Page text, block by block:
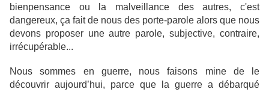
bienpensance ou la malveillance des autres, c'est
dangereux, ça fait de nous des porte-parole alors que nous
devons proposer une autre parole, subjective, contraire,
irrécupérable...
Nous sommes en guerre, nous faisons mine de le
découvrir aujourd’hui, parce que la guerre a débarqué